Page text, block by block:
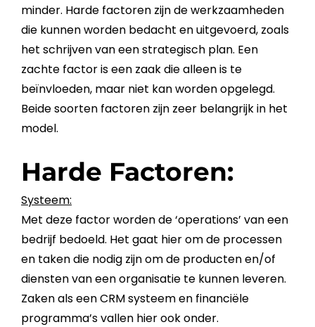
minder. Harde factoren zijn de werkzaamheden
die kunnen worden bedacht en uitgevoerd, zoals
het schrijven van een strategisch plan. Een
zachte factor is een zaak die alleen is te
beïnvloeden, maar niet kan worden opgelegd.
Beide soorten factoren zijn zeer belangrijk in het
model.
Harde Factoren:
Systeem:
Met deze factor worden de ‘operations’ van een
bedrijf bedoeld. Het gaat hier om de processen
en taken die nodig zijn om de producten en/of
dienstenvan een organisatie te kunnen leveren.
Zaken als eenCRMsysteem en financiële
programma’s vallen hier ook onder.